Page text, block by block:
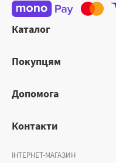
Каталог
Покупцям
Допомога
Контакти
ІНТЕРНЕТ-МАГАЗИН